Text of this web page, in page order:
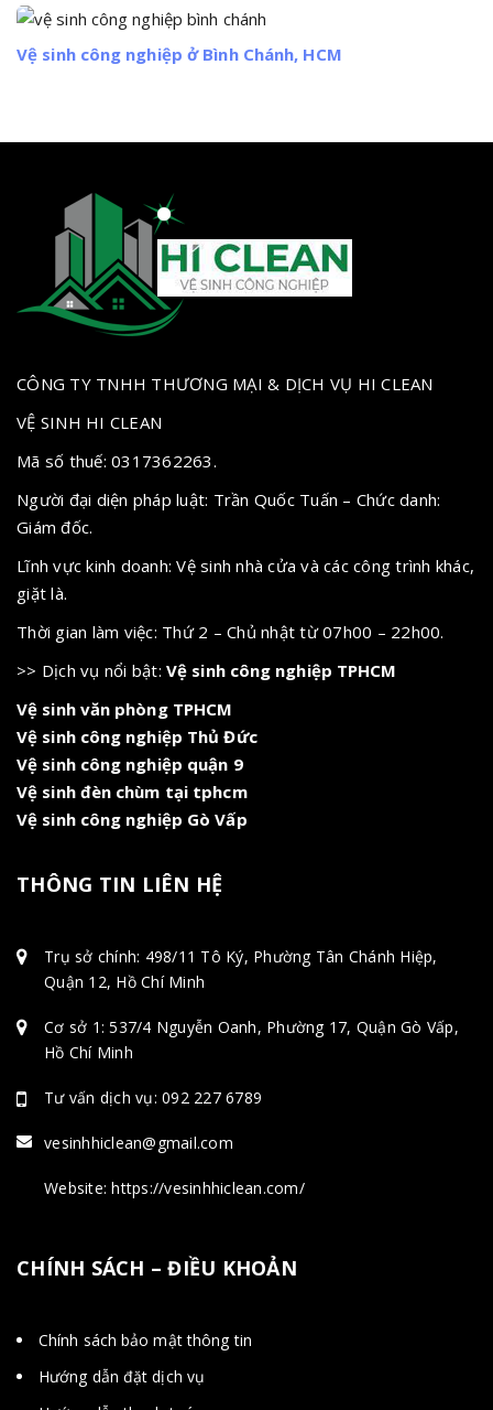
Vệ sinh công nghiệp ở Bình Chánh, HCM
CÔNG TY TNHH THƯƠNG MẠI & DỊCH VỤ HI CLEAN
VỆ SINH HI CLEAN
Mã số thuế: 0317362263.
Người đại diện pháp luật: Trần Quốc Tuấn – Chức danh:
Giám đốc.
Lĩnh vực kinh doanh: Vệ sinh nhà cửa và các công trình khác,
giặt là.
Thời gian làm việc: Thứ 2 – Chủ nhật từ 07h00 – 22h00.
>> Dịch vụ nổi bật: Vệ sinh công nghiệp TPHCM
Vệ sinh văn phòng TPHCM
Vệ sinh công nghiệp Thủ Đức
Vệ sinh công nghiệp quận 9
Vệ sinh đèn chùm tại tphcm
Vệ sinh công nghiệp Gò Vấp
THÔNG TIN LIÊN HỆ
Trụ sở chính: 498/11 Tô Ký, Phường Tân Chánh Hiệp,
Quận 12, Hồ Chí Minh
Cơ sở 1: 537/4 Nguyễn Oanh, Phường 17, Quận Gò Vấp,
Hồ Chí Minh
Tư vấn dịch vụ: 092 227 6789
vesinhhiclean@gmail.com
Website: https://vesinhhiclean.com/
CHÍNH SÁCH – ĐIỀU KHOẢN
Chính sách bảo mật thông tin
Hướng dẫn đặt dịch vụ